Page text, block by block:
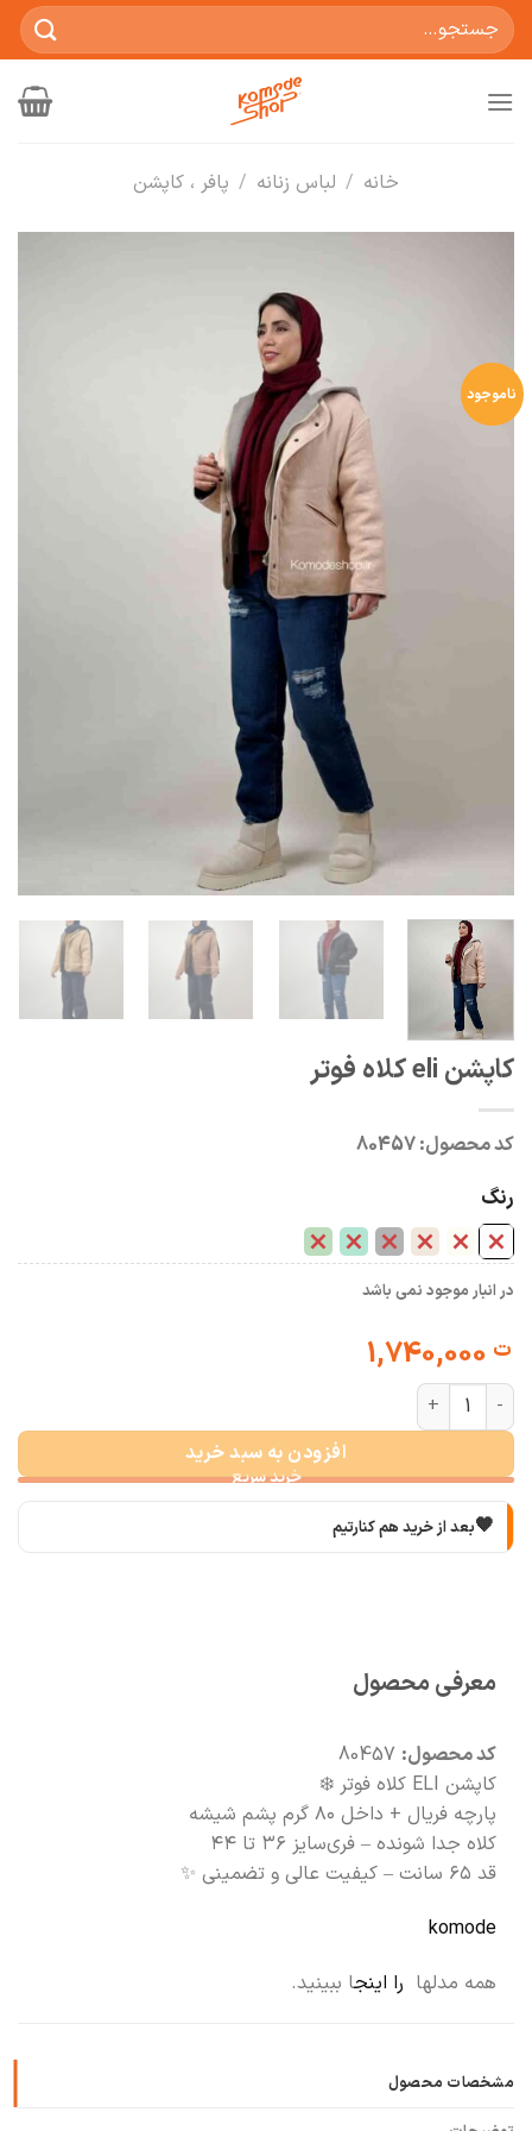
جستجو
برای:
خانه / لباس زنانه / پافر ، کاپشن
ناموجود
کاپشن eli کلاه فوتر
کد محصول:80457
رنگ
در انبار موجود نمی باشد
ت1,740,000
کاپشن eli کلاه فوتر عدد
افزودن به سبد خرید
🧡بعد از خرید هم کنارتیم
🚚سریع به دستت می‌رسه
معرفی محصول
کد محصول: 80457
کاپشن ELI کلاه فوتر ❄️
پارچه فریال + داخل ۸۰ گرم پشم شیشه
کلاه جدا شونده – فری‌سایز ۳۶ تا ۴۴
قد ۶۵ سانت – کیفیت عالی و تضمینی ✨
komode
همه مدلها را اینجا ببینید.
مشخصات محصول